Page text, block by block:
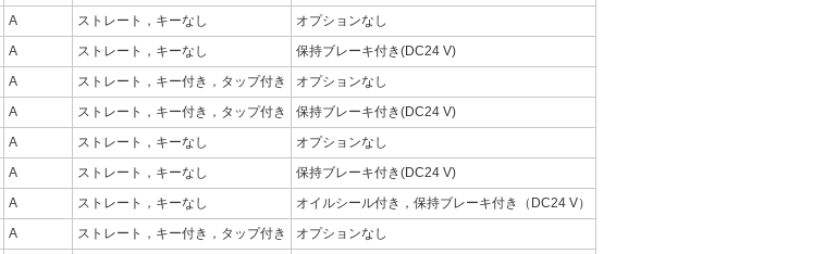
A ストレート，キーなし
オプションなし
A ストレート，キーなし
保持ブレーキ付き(DC24 V)
A ストレート，キー付き，タップ付き
オプションなし
A ストレート，キー付き，タップ付き
保持ブレーキ付き(DC24 V)
A ストレート，キーなし
オプションなし
A ストレート，キーなし
保持ブレーキ付き(DC24 V)
A ストレート，キーなし
オイルシール付き，保持ブレーキ付き（DC24 V）
A ストレート，キー付き，タップ付き
オプションなし